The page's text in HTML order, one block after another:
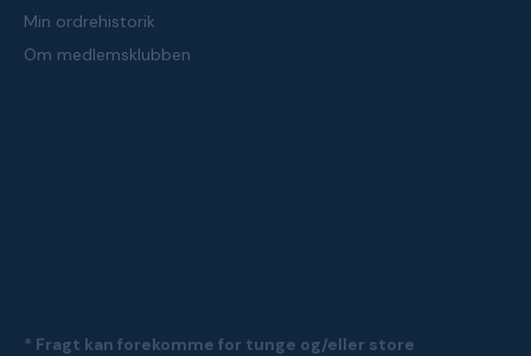
Min ordrehistorik
Om medlemsklubben
* Fragt kan forekomme for tunge og/eller store